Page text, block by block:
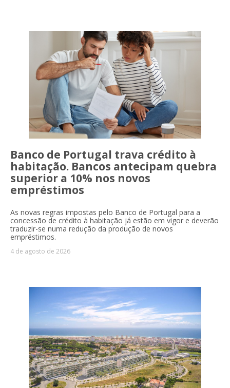
Banco de Portugal trava crédito à
habitação. Bancos antecipam quebra
superior a 10% nos novos
empréstimos
As novas regras impostas pelo Banco de Portugal para a
concessão de crédito à habitação já estão em vigor e deverão
traduzir-se numa redução da produção de novos
empréstimos.
4 de agosto de 2026